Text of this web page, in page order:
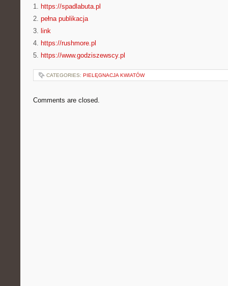
1. https://spadlabuta.pl
2. pełna publikacja
3. link
4. https://rushmore.pl
5. https://www.godziszewscy.pl
CATEGORIES: PIELĘGNACJA KWIATÓW
Comments are closed.